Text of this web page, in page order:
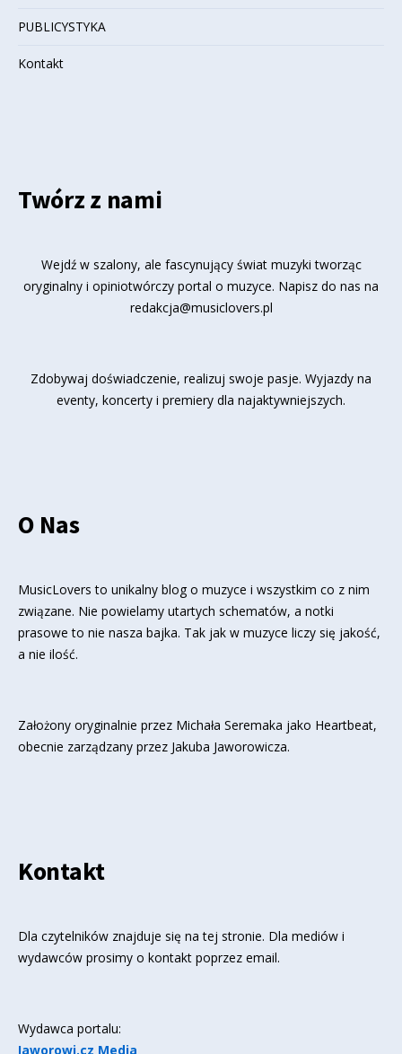
PUBLICYSTYKA
Kontakt
Twórz z nami
Wejdź w szalony, ale fascynujący świat muzyki tworząc
oryginalny i opiniotwórczy portal o muzyce. Napisz do nas na
redakcja@musiclovers.pl
Zdobywaj doświadczenie, realizuj swoje pasje. Wyjazdy na
eventy, koncerty i premiery dla najaktywniejszych.
O Nas
MusicLovers to unikalny blog o muzyce i wszystkim co z nim
związane. Nie powielamy utartych schematów, a notki
prasowe to nie nasza bajka. Tak jak w muzyce liczy się jakość,
a nie ilość.
Założony oryginalnie przez Michała Seremaka jako Heartbeat,
obecnie zarządzany przez Jakuba Jaworowicza.
Kontakt
Dla czytelników znajduje się na tej stronie. Dla mediów i
wydawców prosimy o kontakt poprzez email.
Wydawca portalu:
Jaworowi.cz Media